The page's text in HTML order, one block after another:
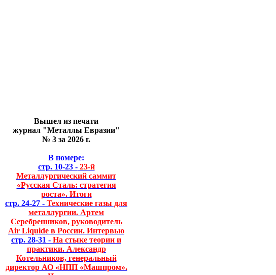
Вышел из печати
журнал "Металлы Евразии"
№ 3 за 2026 г.
В номере:
стр. 10-23 -23-й
Металлургический саммит
«Русская Сталь: стратегия
роста». Итоги
стр. 24-27 - Технические газы для
металлургии. Артем
Серебренников, руководитель
Air Liquide в России. Интервью
стр. 28-31 - На стыке теории и
практики. Александр
Котельников, генеральный
директор АО «НПП «Машпром».